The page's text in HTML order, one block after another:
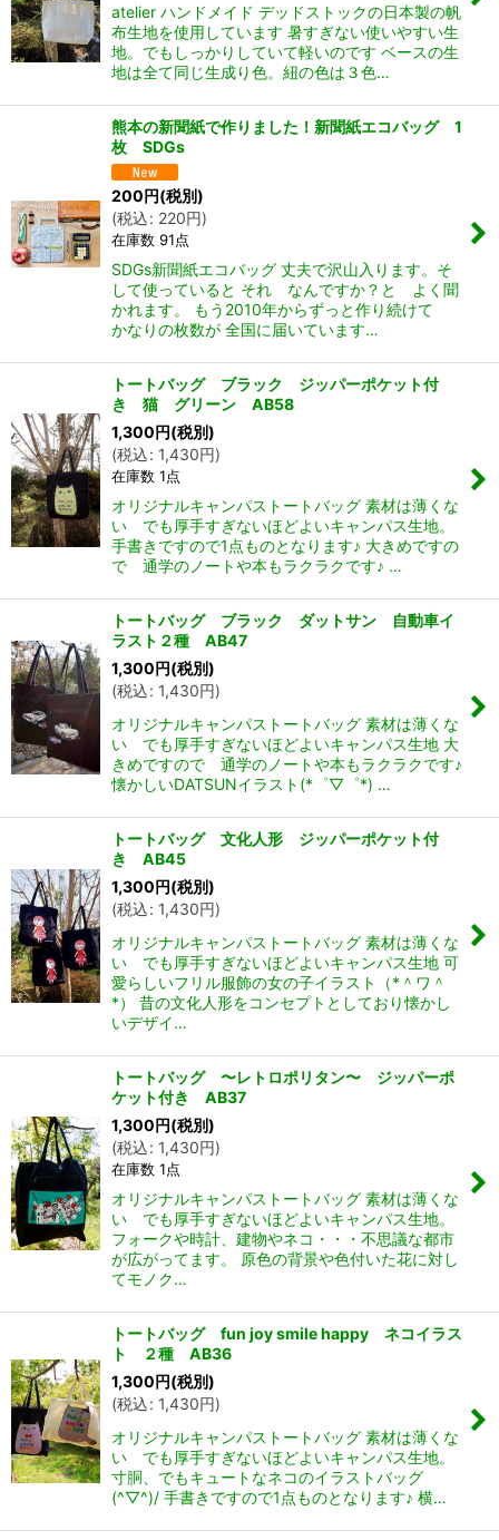
atelier ハンドメイド デッドストックの日本製の帆
布生地を使用しています 暑すぎない使いやすい生
地。でもしっかりしていて軽いのです ベースの生
地は全て同じ生成り色。紐の色は３色…
熊本の新聞紙で作りました！新聞紙エコバッグ 1
枚 SDGs
200円(税別)
(税込: 220円)
在庫数 91点
SDGs新聞紙エコバッグ 丈夫で沢山入ります。そ
して使っていると それ なんですか？と よく聞
かれます。 もう2010年からずっと作り続けて
かなりの枚数が 全国に届いています…
トートバッグ ブラック ジッパーポケット付
き 猫 グリーン AB58
1,300円(税別)
(税込: 1,430円)
在庫数 1点
オリジナルキャンパストートバッグ 素材は薄くな
い でも厚手すぎないほどよいキャンパス生地。
手書きですので1点ものとなります♪ 大きめですの
で 通学のノートや本もラクラクです♪ …
トートバッグ ブラック ダットサン 自動車イ
ラスト２種 AB47
1,300円(税別)
(税込: 1,430円)
オリジナルキャンパストートバッグ 素材は薄くな
い でも厚手すぎないほどよいキャンパス生地 大
きめですので 通学のノートや本もラクラクです♪
懐かしいDATSUNイラスト(*゜▽゜*) …
トートバッグ 文化人形 ジッパーポケット付
き AB45
1,300円(税別)
(税込: 1,430円)
オリジナルキャンパストートバッグ 素材は薄くな
い でも厚手すぎないほどよいキャンパス生地 可
愛らしいフリル服飾の女の子イラスト（*＾ワ＾
*） 昔の文化人形をコンセプトとしており懐かし
いデザイ…
トートバッグ 〜レトロポリタン〜 ジッパーポ
ケット付き AB37
1,300円(税別)
(税込: 1,430円)
在庫数 1点
オリジナルキャンパストートバッグ 素材は薄くな
い でも厚手すぎないほどよいキャンパス生地。
フォークや時計、建物やネコ・・・不思議な都市
が広がってます。 原色の背景や色付いた花に対し
てモノク…
トートバッグ fun joy smile happy ネコイラス
ト ２種 AB36
1,300円(税別)
(税込: 1,430円)
オリジナルキャンパストートバッグ 素材は薄くな
い でも厚手すぎないほどよいキャンパス生地。
寸胴、でもキュートなネコのイラストバッグ
(^▽^)/ 手書きですので1点ものとなります♪ 横…